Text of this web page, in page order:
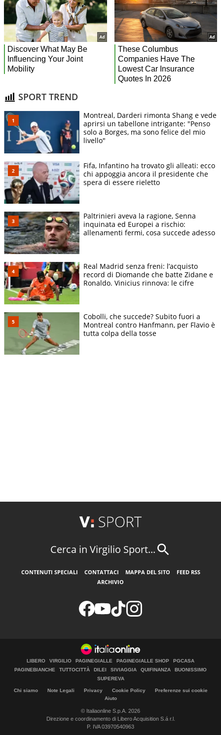
SPORT TREND
Montreal, Darderi rimonta Shang e vede
aprirsi un tabellone intrigante: "Penso
solo a Borges, ma sono felice del mio
livello"
Fifa, Infantino ha trovato gli alleati: ecco
chi appoggia ancora il presidente che
spera di essere rieletto
Paltrinieri aveva la ragione, Senna
inquinata ed Europei a rischio:
allenamenti fermi, cosa succede adesso
Real Madrid senza freni: l’acquisto
record di Diomande che batte Zidane e
Ronaldo. Vinicius rinnova: le cifre
Cobolli, che succede? Subito fuori a
Montreal contro Hanfmann, per Flavio è
tutta colpa della tosse
Cerca in Virgilio Sport...
CONTENUTI SPECIALI CONTATTACI MAPPA DEL SITO
FEED RSS
ARCHIVIO
LIBERO VIRGILIO PAGINEGIALLE PAGINEGIALLE SHOP
PGCASA
PAGINEBIANCHE
TUTTOCITTÀ DILEI SIVIAGGIA QUIFINANZA
BUONISSIMO
SUPEREVA
Chi siamo Note Legali Privacy Cookie Policy
Preferenze sui cookie
Aiuto
© Italiaonline S.p.A. 2026
Direzione e coordinamento di Libero Acquisition S.á r.l.
P. IVA 03970540963